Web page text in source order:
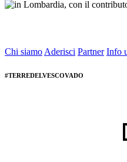
Chi siamo Aderisci Partner Info
#TERREDELVESCOVADO